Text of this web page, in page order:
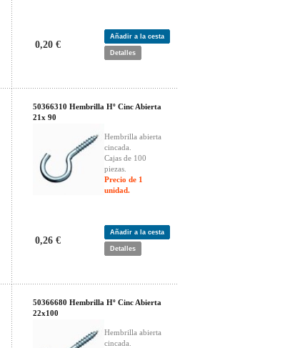
0,20 €
Añadir a la cesta
Detalles
50366310 Hembrilla Hº Cinc Abierta
21x 90
Hembrilla abierta
cincada.
Cajas de 100
piezas.
Precio de 1
unidad.
0,26 €
Añadir a la cesta
Detalles
50366680 Hembrilla Hº Cinc Abierta
22x100
Hembrilla abierta
cincada.